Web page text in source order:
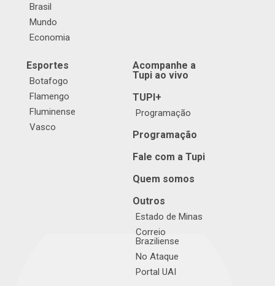
Brasil
Mundo
Economia
Esportes
Botafogo
Flamengo
Fluminense
Vasco
Acompanhe a
Tupi ao vivo
TUPI+
Programação
Programação
Fale com a Tupi
Quem somos
Outros
Estado de Minas
Correio
Braziliense
No Ataque
Portal UAI